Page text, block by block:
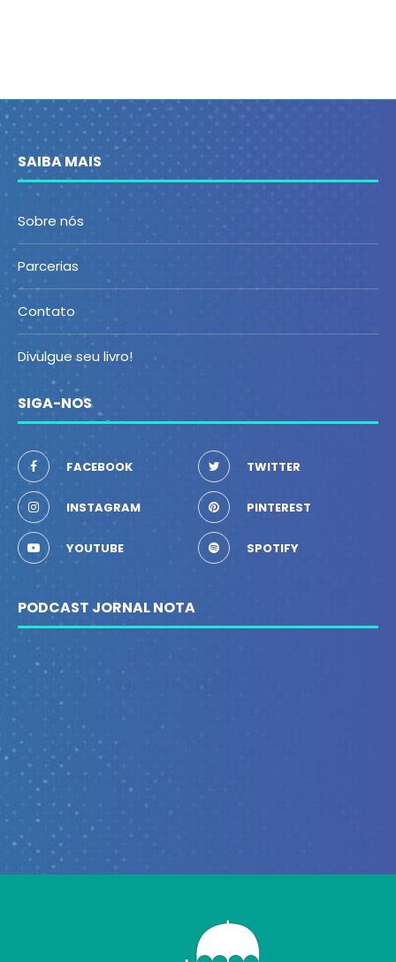
SAIBA MAIS
Sobre nós
Parcerias
Contato
Divulgue seu livro!
SIGA-NOS
FACEBOOK TWITTER
INSTAGRAM PINTEREST
YOUTUBE SPOTIFY
PODCAST JORNAL NOTA